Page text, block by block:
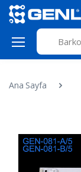
Ana Sayfa